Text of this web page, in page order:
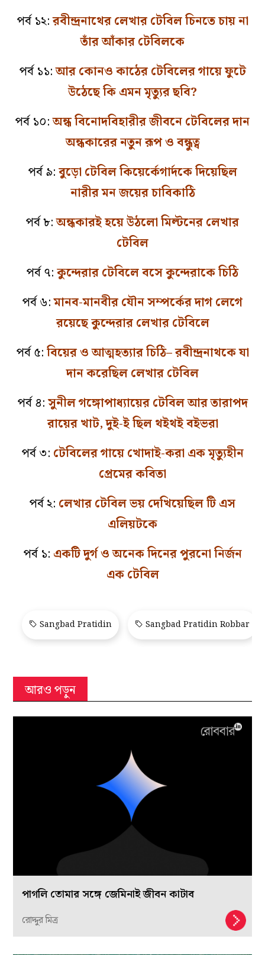
পর্ব ১২:রবীন্দ্রনাথের লেখার টেবিল চিনতে চায় না
তাঁর আঁকার টেবিলকে
পর্ব ১১:আর কোনও কাঠের টেবিলের গায়ে ফুটে
উঠেছে কি এমন মৃত্যুর ছবি?
পর্ব ১০:অন্ধ বিনোদবিহারীর জীবনে টেবিলের দান
অন্ধকারের নতুন রূপ ও বন্ধুত্ব
পর্ব ৯:বুড়ো টেবিল কিয়ের্কেগার্দকে দিয়েছিল
নারীর মন জয়ের চাবিকাঠি
পর্ব ৮:অন্ধকারই হয়ে উঠলো মিল্টনের লেখার
টেবিল
পর্ব ৭:কুন্দেরার টেবিলে বসে কুন্দেরাকে চিঠি
পর্ব ৬:মানব-মানবীর যৌন সম্পর্কের দাগ লেগে
রয়েছে কুন্দেরার লেখার টেবিলে
পর্ব ৫:বিয়ের ও আত্মহত্যার চিঠি– রবীন্দ্রনাথকে যা
দান করেছিল লেখার টেবিল
পর্ব ৪:সুনীল গঙ্গোপাধ্যায়ের টেবিল আর তারাপদ
রায়ের খাট, দুই-ই ছিল থইথই বইভরা
পর্ব ৩: টেবিলের গায়ে খোদাই-করা এক মৃত্যুহীন
প্রেমের কবিতা
পর্ব ২: লেখার টেবিল ভয় দেখিয়েছিল টি এস
এলিয়টকে
পর্ব ১: একটি দুর্গ ও অনেক দিনের পুরনো নির্জন
এক টেবিল
Sangbad Pratidin Sangbad Pratidin Robbar
আরও পড়ুন
পাগলি তোমার সঙ্গে জেমিনাই জীবন কাটাব
রোদ্দুর মিত্র